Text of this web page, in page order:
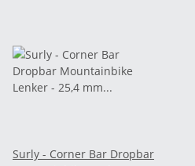
Surly - Corner Bar Dropbar